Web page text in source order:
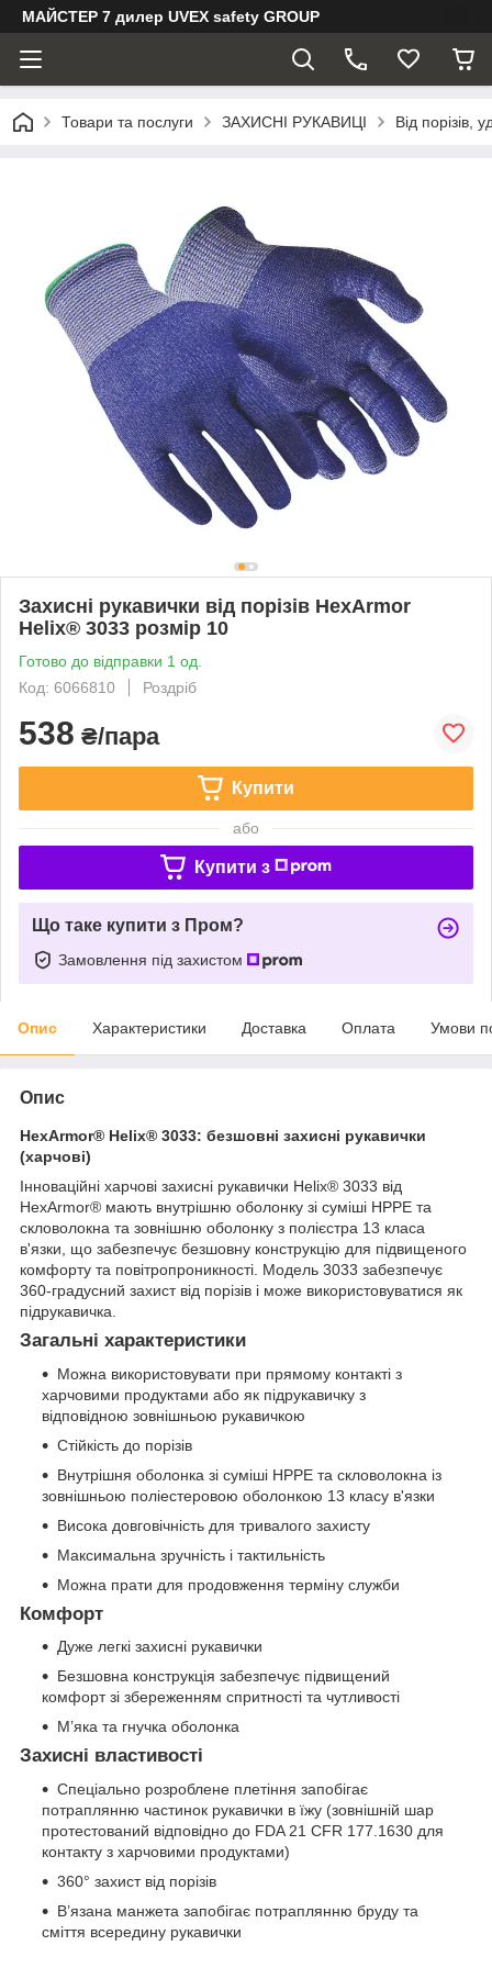
МАЙСТЕР 7 дилер UVEX safety GROUP
Товари та послуги ЗАХИСНІ РУКАВИЦІ Від порізів,
Захисні рукавички від порізів HexArmor
Helix® 3033 розмір 10
Готово до відправки 1 од.
Код: 6066810
Роздріб
538 ₴/пара
Купити
або
Купити з
Що таке купити з Пром?
Замовлення під захистом
Опис Характеристики Доставка Оплата Умови
Опис
HexArmor® Helix® 3033: безшовні захисні рукавички
(харчові)
Інноваційні харчові захисні рукавички Helix® 3033 від
HexArmor® мають внутрішню оболонку зі суміші HPPE та
скловолокна та зовнішню оболонку з полієстра 13 класа
в'язки, що забезпечує безшовну конструкцію для підвищеного
комфорту та повітропроникності. Модель 3033 забезпечує
360-градусний захист від порізів і може використовуватися як
підрукавичка.
Загальні характеристики
Можна використовувати при прямому контакті з
харчовими продуктами або як підрукавичку з
відповідною зовнішньою рукавичкою
Стійкість до порізів
Внутрішня оболонка зі суміші HPPE та скловолокна із
зовнішньою поліестеровою оболонкою 13 класу в'язки
Висока довговічність для тривалого захисту
Максимальна зручність і тактильність
Можна прати для продовження терміну служби
Комфорт
Дуже легкі захисні рукавички
Безшовна конструкція забезпечує підвищений
комфорт зі збереженням спритності та чутливості
М’яка та гнучка оболонка
Захисні властивості
Спеціально розроблене плетіння запобігає
потраплянню частинок рукавички в їжу (зовнішній шар
протестований відповідно до FDA 21 CFR 177.1630 для
контакту з харчовими продуктами)
360° захист від порізів
В’язана манжета запобігає потраплянню бруду та
сміття всередину рукавички